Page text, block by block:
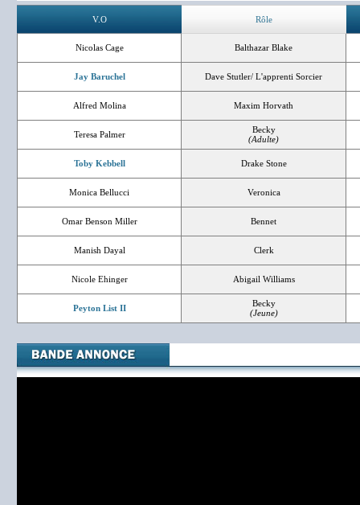
V.O Rôle
Nicolas Cage Balthazar Blake
Jay Baruchel Dave Stutler/ L'apprenti Sorcier
Alfred Molina Maxim Horvath
Teresa Palmer
Becky
(Adulte)
Toby Kebbell Drake Stone
Monica Bellucci Veronica
Omar Benson Miller Bennet
Manish Dayal Clerk
Nicole Ehinger Abigail Williams
Peyton List II
Becky
(Jeune)